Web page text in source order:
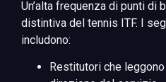
Un’alta frequenza di punti di
distintiva del tennis ITF. I
includono:
Restitutori che